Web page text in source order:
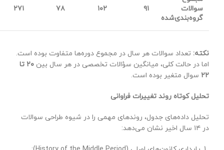
سوالات
گروه‌بندی‌شده
۹۱ ۱۰۲ ۷۸ ۲۷۱
نکته: تعداد سوالات هر سال در مجموع دوره‌ها متفاوت بوده است.
اما در حالت کلی، میانگین سؤالات تخصصی در هر سال بین ۲۰ تا
۲۲ سوال متغیر بوده است.
تحلیل کوتاه روند تغییرات فراوانی
تحلیل داده‌های جدول، روندهای مهمی را در شیوه طراحی سوالات
در ۱۴ سال اخیر نشان می‌دهد: